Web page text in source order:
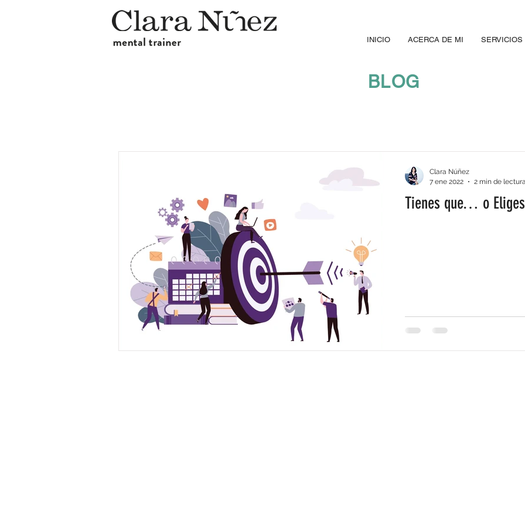
INICIO ACERCA DE MI SERVICIOS
BLOG
Tienes que… o Eliges
Clara Núñez
7 ene 2022
2 min de lectura